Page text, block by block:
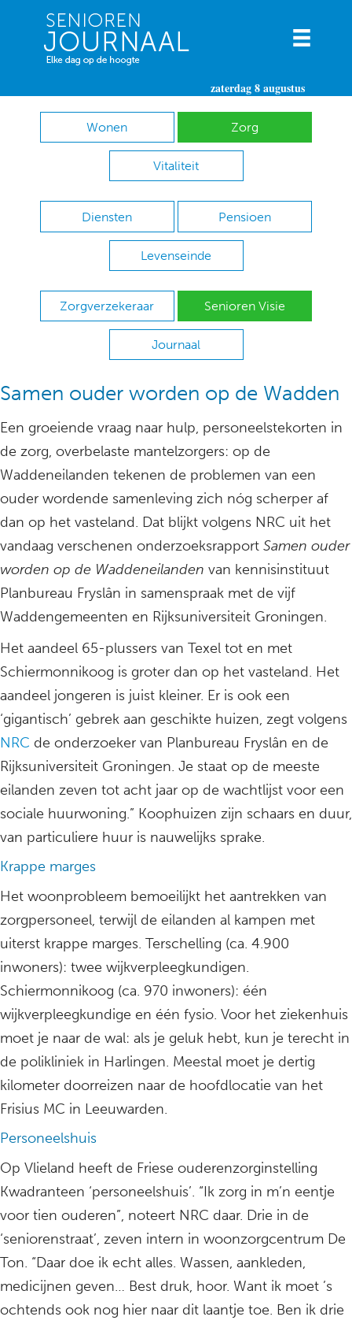
zaterdag 8 augustus
Wonen Zorg
Vitaliteit
Diensten Pensioen
Levenseinde
Zorgverzekeraar Senioren Visie
Journaal
Samen ouder worden op de Wadden
Een groeiende vraag naar hulp, personeelstekorten in
de zorg, overbelaste mantelzorgers: op de
Waddeneilanden tekenen de problemen van een
ouder wordende samenleving zich nóg scherper af
dan op het vasteland. Dat blijkt volgens NRC uit het
vandaag verschenen onderzoeksrapport Samen ouder
worden op de Waddeneilanden van kennisinstituut
Planbureau Fryslân in samenspraak met de vijf
Waddengemeenten en Rijksuniversiteit Groningen.
Het aandeel 65-plussers van Texel tot en met
Schiermonnikoog is groter dan op het vasteland. Het
aandeel jongeren is juist kleiner. Er is ook een
‘gigantisch’ gebrek aan geschikte huizen, zegt volgens
NRC de onderzoeker van Planbureau Fryslân en de
Rijksuniversiteit Groningen. Je staat op de meeste
eilanden zeven tot acht jaar op de wachtlijst voor een
sociale huurwoning.” Koophuizen zijn schaars en duur,
van particuliere huur is nauwelijks sprake.
Krappe marges
Het woonprobleem bemoeilijkt het aantrekken van
zorgpersoneel, terwijl de eilanden al kampen met
uiterst krappe marges. Terschelling (ca. 4.900
inwoners): twee wijkverpleegkundigen.
Schiermonnikoog (ca. 970 inwoners): één
wijkverpleegkundige en één fysio. Voor het ziekenhuis
moet je naar de wal: als je geluk hebt, kun je terecht in
de polikliniek in Harlingen. Meestal moet je dertig
kilometer doorreizen naar de hoofdlocatie van het
Frisius MC in Leeuwarden.
Personeelshuis
Op Vlieland heeft de Friese ouderenzorginstelling
Kwadranteen ‘personeelshuis’. “Ik zorg in m’n eentje
voor tien ouderen”, noteert NRC daar. Drie in de
‘seniorenstraat’, zeven intern in woonzorgcentrum De
Ton. “Daar doe ik echt alles. Wassen, aankleden,
medicijnen geven… Best druk, hoor. Want ik moet ’s
ochtends ook nog hier naar dit laantje toe. Ben ik drie